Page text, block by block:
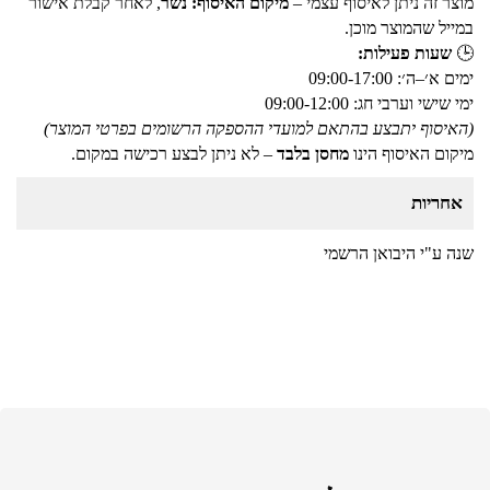
במייל שהמוצר מוכן.
🕒 שעות פעילות:
ימים א׳–ה׳: 09:00-17:00
ימי שישי וערבי חג: 09:00-12:00
(האיסוף יתבצע בהתאם למועדי ההספקה הרשומים בפרטי המוצר)
מיקום האיסוף הינו מחסן בלבד – לא ניתן לבצע רכישה במקום.
אחריות
שנה ע"י היבואן הרשמי